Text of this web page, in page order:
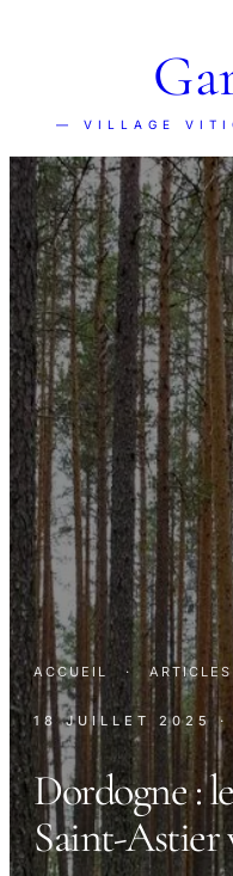
— VILLAGE
ACCUEIL · ARTICLES
18 JUILLET 2025
Dordogne :
Saint-Astier